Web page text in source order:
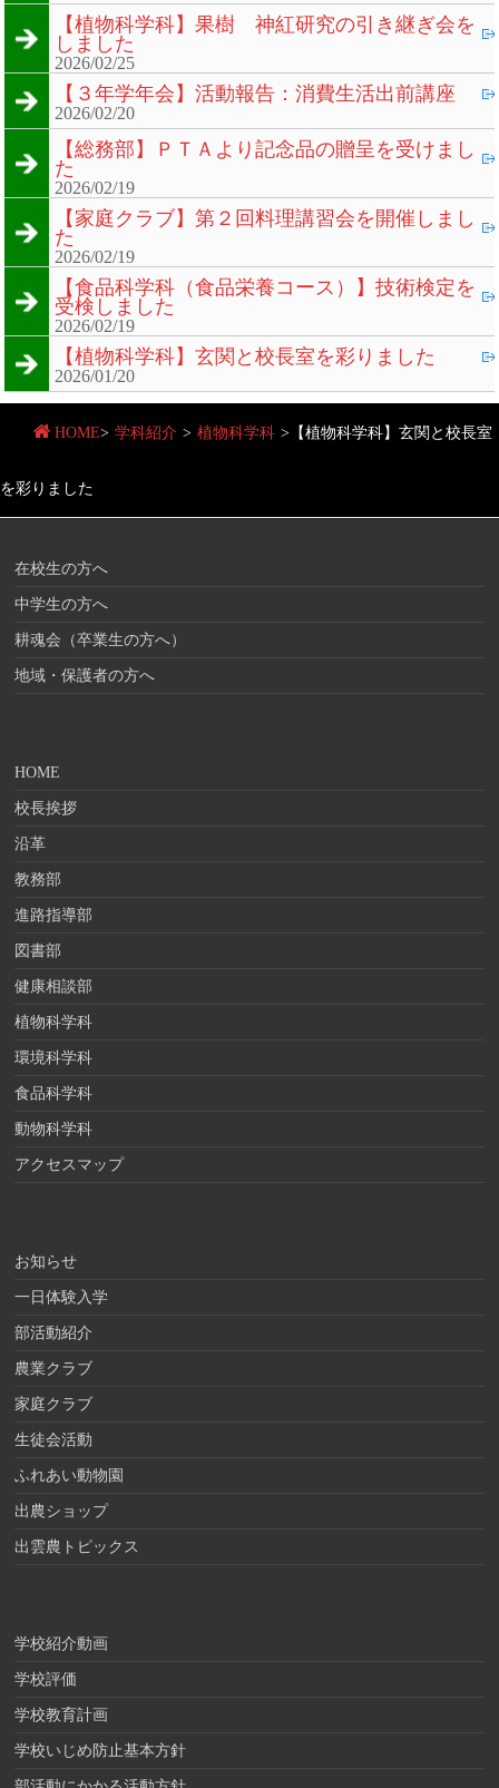
【植物科学科】果樹 神紅研究の引き継ぎ会を
しました
2026/02/25
【３年学年会】活動報告：消費生活出前講座
2026/02/20
【総務部】ＰＴＡより記念品の贈呈を受けまし
た
2026/02/19
【家庭クラブ】第２回料理講習会を開催しまし
た
2026/02/19
【食品科学科（食品栄養コース）】技術検定を
受検しました
2026/02/19
【植物科学科】玄関と校長室を彩りました
2026/01/20
HOME> 学科紹介 > 植物科学科 > 【植物科学科】玄関と校長室
を彩りました
在校生の方へ
中学生の方へ
耕魂会（卒業生の方へ）
地域・保護者の方へ
HOME
校長挨拶
沿革
教務部
進路指導部
図書部
健康相談部
植物科学科
環境科学科
食品科学科
動物科学科
アクセスマップ
お知らせ
一日体験入学
部活動紹介
農業クラブ
家庭クラブ
生徒会活動
ふれあい動物園
出農ショップ
出雲農トピックス
学校紹介動画
学校評価
学校教育計画
学校いじめ防止基本方針